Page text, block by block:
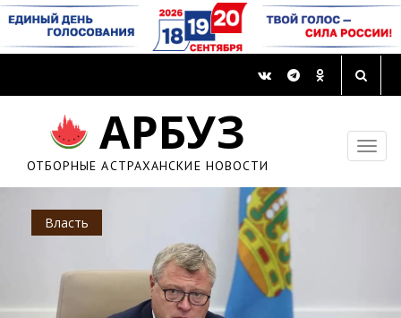
АРБУЗ
ОТБОРНЫЕ АСТРАХАНСКИЕ НОВОСТИ
Власть